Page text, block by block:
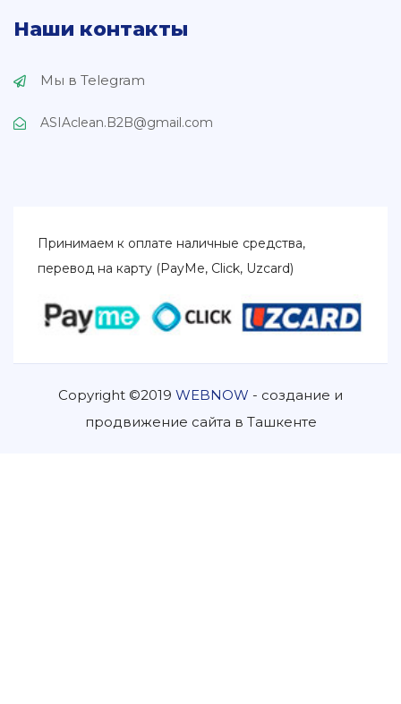
Наши контакты
Мы в Telegram
ASIAclean.B2B@gmail.com
Принимаем к оплате наличные средства,
перевод на карту (PayMe, Click, Uzcard)
Copyright ©2019 WEBNOW - создание и
продвижение сайта в Ташкенте